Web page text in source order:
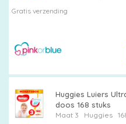
Gratis verzending
Huggies Luiers
doos 168 stuks
Maat 3 Huggies